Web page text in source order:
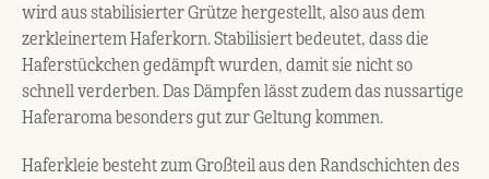
wird aus stabilisierter Grütze hergestellt, also aus dem
zerkleinertem Haferkorn. Stabilisiert bedeutet, dass die
Haferstückchen gedämpft wurden, damit sie nicht so
schnell verderben. Das Dämpfen lässt zudem das nussartige
Haferaroma besonders gut zur Geltung kommen.
Haferkleie besteht zum Großteil aus den Randschichten des